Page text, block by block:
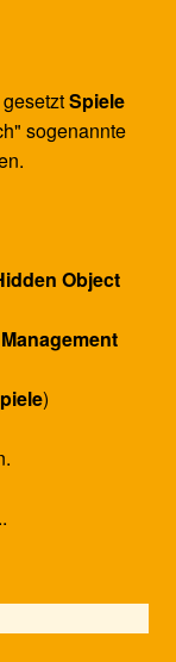
Spiele
sogenannte
Object
)